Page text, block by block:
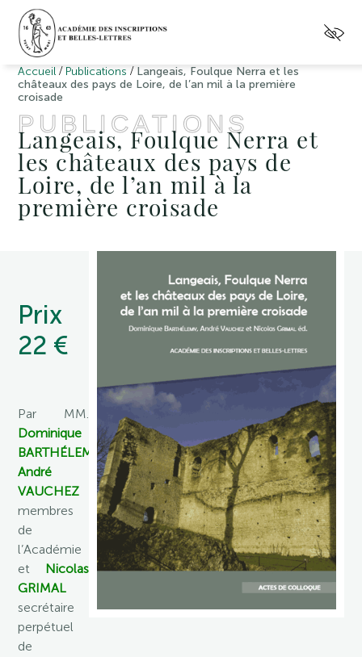
Accueil / Publications / Langeais, Foulque Nerra et les
châteaux des pays de Loire, de l’an mil à la première
croisade
PUBLICATIONS
Langeais, Foulque Nerra et
les châteaux des pays de
Loire, de l’an mil à la
première croisade
Prix
22 €
Par MM.
Dominique
BARTHÉLEMY,
André
VAUCHEZ
membres
de
l’Académie
et Nicolas
GRIMAL
secrétaire
perpétuel
de